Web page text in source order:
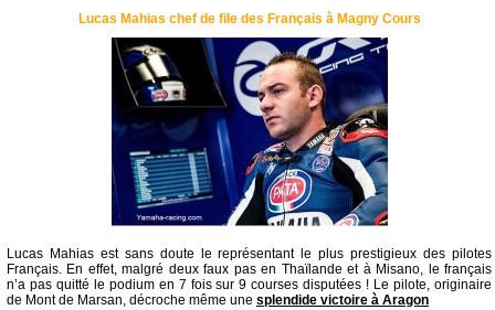
Lucas Mahias chef de file des Français à Magny Cours
Lucas Mahias est sans doute le représentant le plus prestigieux des pilotes
Français. En effet, malgré deux faux pas en Thaïlande et à Misano, le français
n’a pas quitté le podium en 7 fois sur 9 courses disputées ! Le pilote, originaire
de Mont de Marsan, décroche même une splendide victoire à Aragon